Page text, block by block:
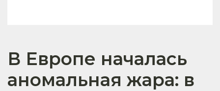
В Европе началась
аномальная жара: в